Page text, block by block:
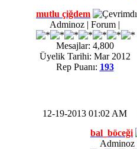
mutlu çiğdem
Adminoz | Forum |
Mesajlar: 4,800
Üyelik Tarihi: Mar 2012
Rep Puanı: 193
12-19-2013 01:02 AM
bal_böceği
Adminoz